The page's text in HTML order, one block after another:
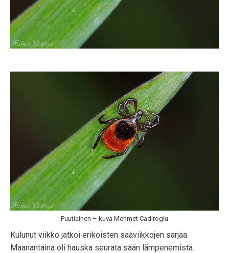
Puutiainen – kuva Mehmet Cadiroglu
Kulunut viikko jatkoi erikoisten sääviikkojen sarjaa.
Maanantaina oli hauska seurata sään lämpenemistä.